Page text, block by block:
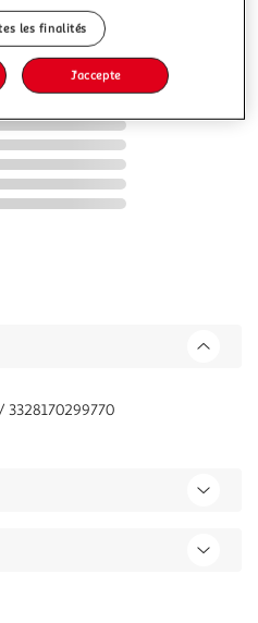
3328170299770
les finalités
J'accepte